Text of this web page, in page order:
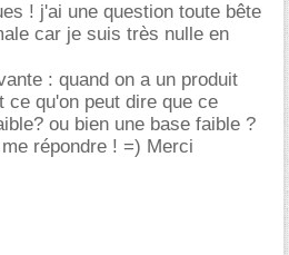
! j'ai une question toute bête
car je suis très nulle en
: quand on a un produit
ce qu'on peut dire que ce
ou bien une base faible ?
répondre ! =) Merci